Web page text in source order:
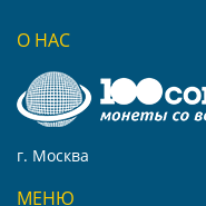
О НАС
г. Москва
МЕНЮ